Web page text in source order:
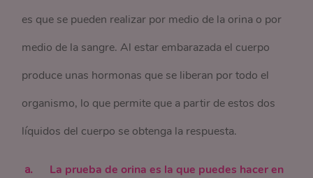
es que se pueden realizar por medio de la orina o por
medio de la sangre. Al estar embarazada el cuerpo
produce unas hormonas que se liberan por todo el
organismo, lo que permite que a partir de estos dos
líquidos del cuerpo se obtenga la respuesta.
La prueba de orina es la que puedes hacer en